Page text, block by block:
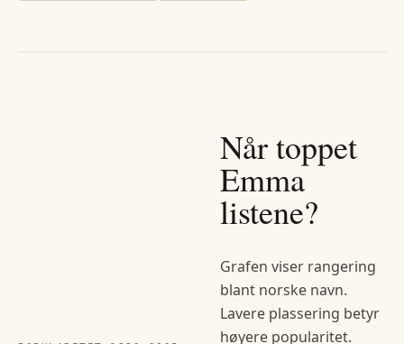
Når toppet
Emma
listene?
Grafen viser rangering
blant norske navn.
Lavere plassering betyr
høyere popularitet.